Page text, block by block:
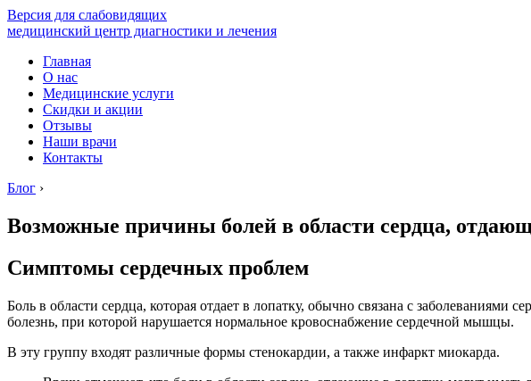
Версия для слабовидящих
медицинский центр диагностики и лечения
Главная
О нас
Медицинские услуги
Скидки и акции
Отзывы
Наши врачи
Контакты
Блог ›
Возможные причины болей в области сердца,
Симптомы сердечных проблем
Боль в области сердца, которая отдает в лопатку, обычно связана с
болезнь, при которой нарушается нормальное кровоснабжение сердечной мышцы.
В эту группу входят различные формы стенокардии, а также инфаркт миокарда.